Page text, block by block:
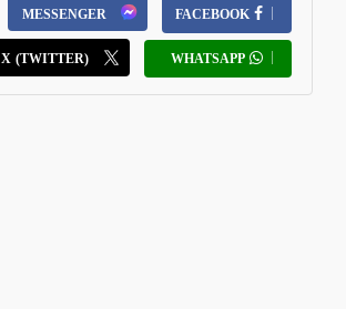
FACEBOOK
MESSENGER
WHATSAPP
X (TWITTER)